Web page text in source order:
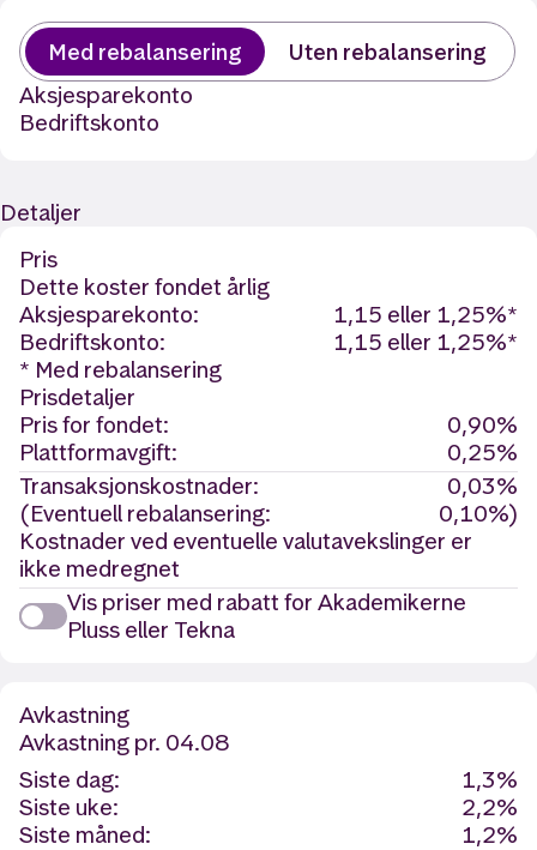
Med rebalansering
Uten rebalansering
Aksjesparekonto
Bedriftskonto
Detaljer
Pris
Dette koster fondet årlig
Aksjesparekonto:
1,15 eller 1,25%*
Bedriftskonto:
1,15 eller 1,25%*
* Med rebalansering
Prisdetaljer
Pris for fondet:
0,90%
Plattformavgift:
0,25%
Transaksjonskostnader:
0,03%
(Eventuell rebalansering:
0,10%)
Kostnader ved eventuelle valutavekslinger er
ikke medregnet
Vis priser med rabatt for Akademikerne
Pluss eller Tekna
Avkastning
Avkastning pr. 04.08
Siste dag:
1,3%
Siste uke:
2,2%
Siste måned:
1,2%